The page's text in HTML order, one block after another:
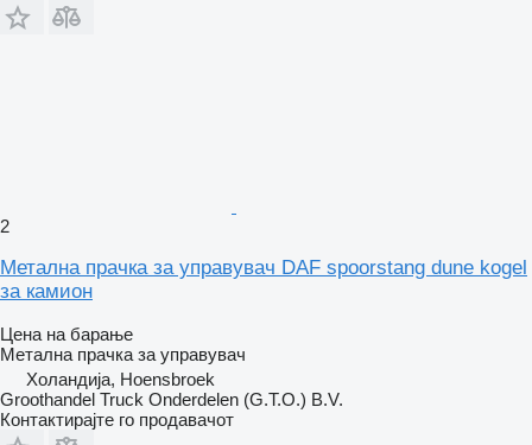
2
Метална прачка за управувач DAF spoorstang dune kogel
за камион
Цена на барање
Метална прачка за управувач
Холандија, Hoensbroek
Groothandel Truck Onderdelen (G.T.O.) B.V.
Контактирајте го продавачот